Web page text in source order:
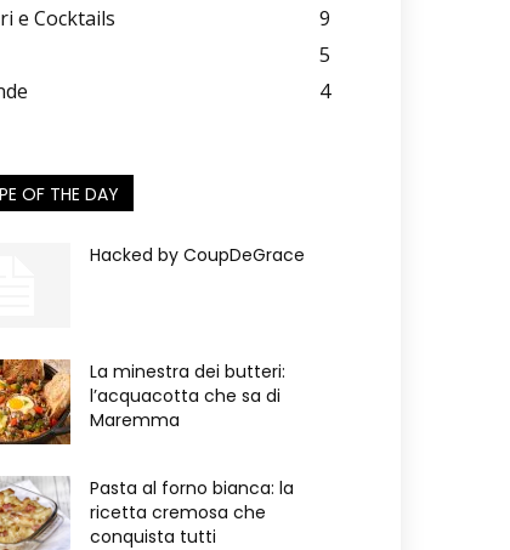
e Cocktails
9
5
4
OF THE DAY
Hacked by CoupDeGrace
La minestra dei butteri:
l’acquacotta che sa di
Maremma
Pasta al forno bianca: la
ricetta cremosa che
conquista tutti